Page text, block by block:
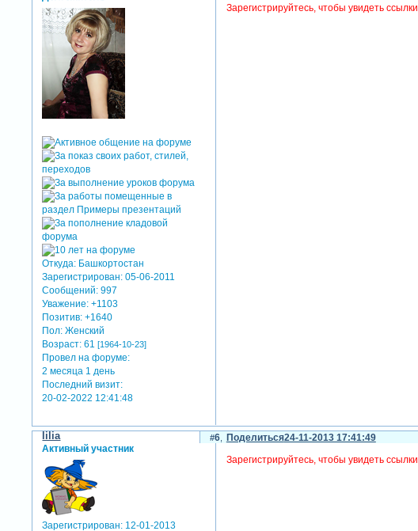
Откуда: Башкортостан
Зарегистрирован: 05-06-2011
Сообщений: 997
Уважение: +1103
Позитив: +1640
Пол: Женский
Возраст: 61[1964-10-23]
Провел на форуме:
2 месяца 1 день
Последний визит:
20-02-2022 12:41:48
Зарегистрируйтесь, чтобы увидеть ссылки
Поделиться
6 24-11-2013 17:41:49
lilia
Активный участник
Зарегистрирован: 12-01-2013
Зарегистрируйтесь, чтобы увидеть ссылки